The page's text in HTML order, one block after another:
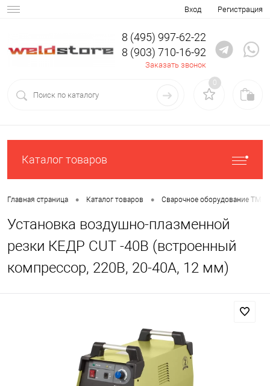
Вход Регистрация
8 (495) 997-62-22
8 (903) 710-16-92
Заказать звонок
0
Каталог товаров
Главная страница • Каталог товаров • Сварочное оборудование ТМ
Установка воздушно-плазменной
резки КЕДР CUT -40B (встроенный
компрессор, 220В, 20-40А, 12 мм)